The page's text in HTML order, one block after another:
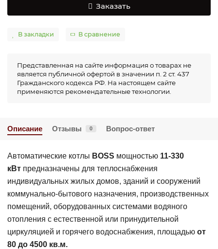
Заказать
В закладки В сравнение
Представленная на сайте информация о товарах не
является публичной офертой в значении п. 2 ст. 437
Гражданского кодекса РФ. На настоящем сайте
применяются рекомендательные технологии.
Описание Отзывы 0 Вопрос-ответ
Автоматические котлы BOSS мощностью 11-330
кВт предназначены для теплоснабжения
индивидуальных жилых домов, зданий и сооружений
коммунально-бытового назначения, производственных
помещений, оборудованных системами водяного
отопления с естественной или принудительной
циркуляцией и горячего водоснабжения, площадью от
80 до 4500 кв.м.